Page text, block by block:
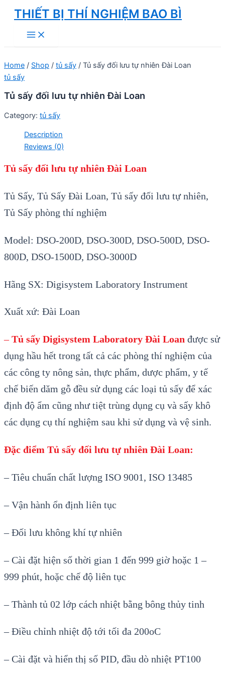
Skip
content
THIẾT BỊ THÍ NGHIỆM BAO BÌ
Main
Menu
Home / Shop / tủ sấy / Tủ sấy đối lưu tự nhiên Đài Loan
tủ sấy
Tủ sấy đối lưu tự nhiên Đài Loan
Category: tủ sấy
Description
Reviews (0)
Tủ sấy đối lưu tự nhiên Đài Loan
Tủ Sấy, Tủ Sấy Đài Loan, Tủ sấy đối lưu tự nhiên,
Tủ Sấy phòng thí nghiệm
Model: DSO-200D, DSO-300D, DSO-500D, DSO-
800D, DSO-1500D, DSO-3000D
Hãng SX: Digisystem Laboratory Instrument
Xuất xứ: Đài Loan
–Tủ sấy Digisystem Laboratory Đài Loan được sử
dụng hầu hết trong tất cả các phòng thí nghiệm của
các công ty nông sản, thực phẩm, dược phẩm, y tế
chế biến dăm gỗ đều sử dụng các loại tủ sấy để xác
định độ ẩm cũng như tiệt trùng dụng cụ và sấy khô
các dụng cụ thí nghiệm sau khi sử dụng và vệ sinh.
Đặc điểm Tủ sấy đối lưu tự nhiên Đài Loan:
– Tiêu chuẩn chất lượng ISO 9001, ISO 13485
– Vận hành ổn định liên tục
– Đối lưu không khí tự nhiên
– Cài đặt hiện số thời gian 1 đến 999 giờ hoặc 1 –
999 phút, hoặc chế độ liên tục
– Thành tủ 02 lớp cách nhiệt bằng bông thủy tinh
– Điều chỉnh nhiệt độ tới tối đa 200oC
– Cài đặt và hiển thị số PID, đầu dò nhiệt PT100